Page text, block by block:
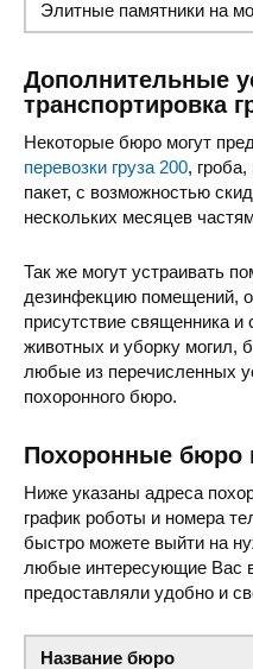
Элитные памятники на
Дополнительные
транспортировка
Некоторые бюро могут
перевозки груза 200,
пакет, с возможностью
нескольких месяцев
Так же могут устраивать
дезинфекцию помещений,
присутствие священника
животных и уборку могил,
любые из перечисленных
похоронного бюро.
Похоронные бюро
Ниже указаны адреса
график роботы и номера
быстро можете выйти на
любые интересующие Вас
предоставляли удобно и
Название бюро